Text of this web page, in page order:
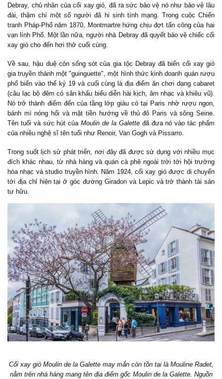
Debray, chủ nhân của cối xay gió, đã ra sức bảo vệ nó như bảo vệ lâu
đài, thậm chí một số người đã hi sinh tính mạng. Trong cuộc Chiến
tranh Pháp-Phổ năm 1870, Montmartre hứng chịu đợt tấn công của hai
vạn lính Phổ. Một lần nữa, người nhà Debray đã quyết bảo vệ chiếc cối
xay gió cho đến hơi thở cuối cùng.
Về sau, hậu duệ còn sống sót của gia tộc Debray đã biến cối xay gió
gia truyền thành một "guinguette", một hình thức kinh doanh quán rượu
phổ biến vào thế kỷ 19 và cuối cùng là địa điểm ăn chơi dạng cabaret
(câu lạc bộ đêm có sân khấu biểu diễn hài kịch, âm nhạc và khiêu vũ).
Nó trở thành điểm đến của tầng lớp giàu có tại Paris nhờ rượu ngon,
bánh mì nóng hổi và mặt tiền hướng về thủ đô Paris và sông Seine.
Tên tuổi và sức hút củaMoulin de la Galetteđã đưa nó vào tác phẩm
của nhiều nghệ sĩ tên tuổi như Renoir, Van Gogh và Pissarro.
Trong suốt lịch sử phát triển, nơi đây đã được sử dụng với nhiều mục
đích khác nhau, từ nhà hàng và quán cà phê ngoài trời tới hội trường
hòa nhạc và studio truyền hình. Năm 1924, cối xay gió được di chuyển
tới địa chỉ hiện tại ở góc đường Giradon và Lepic và trở thành tài sản
tư hữu.
Cối xay gió Moulin de la Galette may mắn còn tồn tại là Mouline Radet,
nằm trên nhà hàng mang tên địa điểm gốc Moulin de la Galette. Nguồn